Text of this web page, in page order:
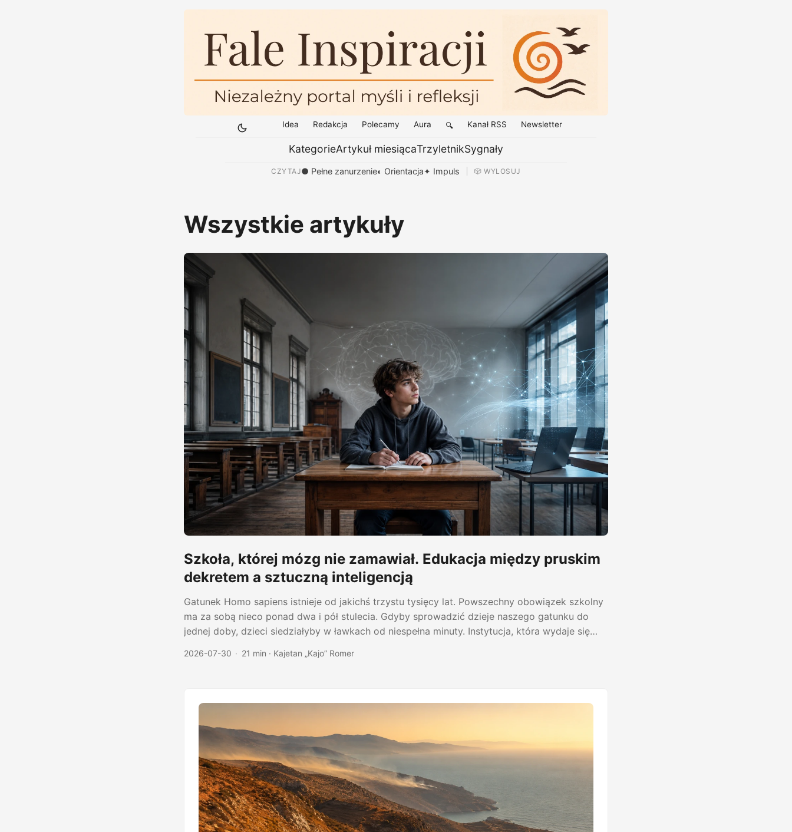
Idea Redakcja Polecamy Aura 🔍 Kanał RSS Newsletter
KategorieArtykuł miesiącaTrzyletnikSygnały
CZYTAJ● Pełne zanurzenie◐ Orientacja✦ Impuls 🎲 WYLOSUJ
Wszystkie artykuły
Szkoła, której mózg nie zamawiał. Edukacja między pruskim
dekretem a sztuczną inteligencją
Gatunek Homo sapiens istnieje od jakichś trzystu tysięcy lat. Powszechny obowiązek szkolny
ma za sobą nieco ponad dwa i pół stulecia. Gdyby sprowadzić dzieje naszego gatunku do
jednej doby, dzieci siedziałyby w ławkach od niespełna minuty. Instytucja, która wydaje się
miejscu, w konkretnym momencie i z powodów mających niewiele wspólnego z dzisiejszymi
przyswaja wiedzę. Znaczna ich część kłóci się z organizacją przeciętnej lekcji. ...
2026-07-30 21 min · Kajetan „Kajo” Romer